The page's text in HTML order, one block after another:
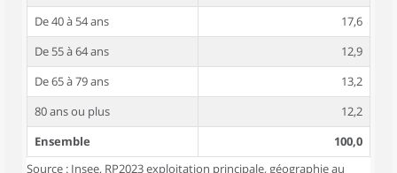
De 40 à 54 ans
17,6
De 55 à 64 ans
12,9
De 65 à 79 ans
13,2
80 ans ou plus
12,2
Ensemble
100,0
Source : Insee, RP2023 exploitation principale, géographie au